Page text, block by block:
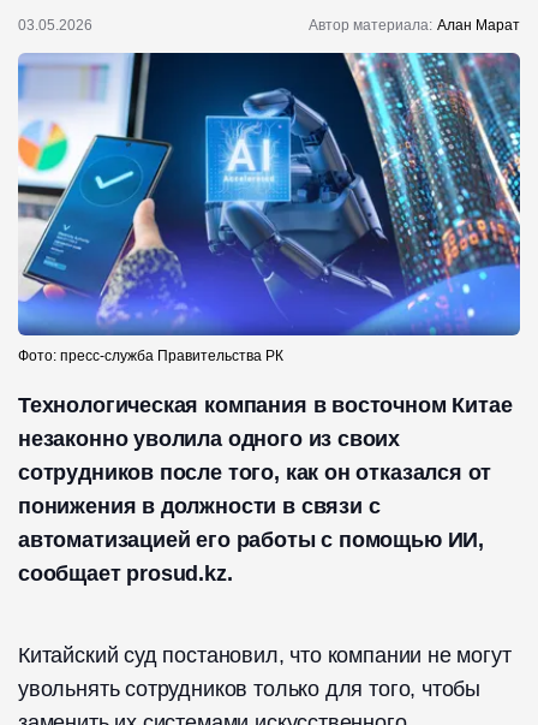
03.05.2026 Автор материала: Алан Марат
Фото: пресс-служба Правительства РК
Технологическая компания в восточном Китае
незаконно уволила одного из своих
сотрудников после того, как он отказался от
понижения в должности в связи с
автоматизацией его работы с помощью ИИ,
сообщает prosud.kz.
Китайский суд постановил, что компании не могут
увольнять сотрудников только для того, чтобы